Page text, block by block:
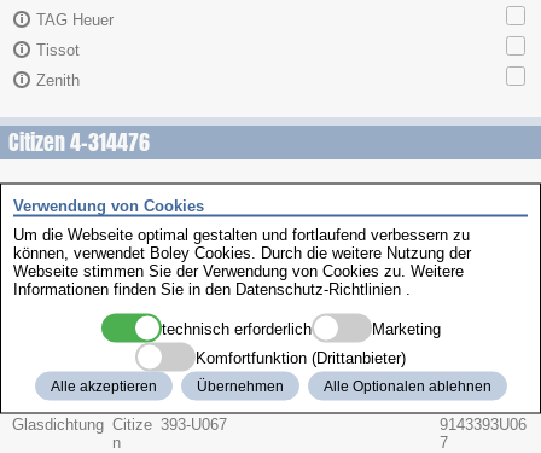
TAG Heuer
Tissot
Zenith
Citizen 4-314476
Gruppe HerstellerTeile-Nr. Beschreibung Artikel-Nr.
Glas
Citize 54-U0084
Citize
n
506-2954
9142506295
Bodendichtun Citize
n
392-0708
9143392070
8
Glasdichtung Citize
n
393-U067
9143393U06
7
Verwendung von Cookies
Um die Webseite optimal gestalten und fortlaufend verbessern zu
können, verwendet Boley Cookies. Durch die weitere Nutzung der
Webseite stimmen Sie der Verwendung von Cookies zu. Weitere
Informationen finden Sie in den Datenschutz-Richtlinien
technisch erforderlich
Marketing
Komfortfunktion (Drittanbieter)
Alle akzeptieren Übernehmen Alle Optionalen ablehnen